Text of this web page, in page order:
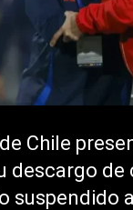
Chile
descargo de
suspendido